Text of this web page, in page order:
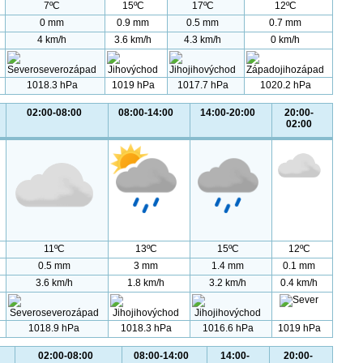
7ºC 15ºC 17ºC
12ºC
0 mm
0.9 mm 0.5 mm
0.7 mm
4 km/h
3.6 km/h 4.3 km/h 0 km/h
1018.3 hPa 1019 hPa 1017.7 hPa 1020.2 hPa
02:00-08:00 08:00-14:00 14:00-20:00
20:00-
02:00
11ºC 13ºC 15ºC
12ºC
0.5 mm
3 mm 1.4 mm
0.1 mm
3.6 km/h
1.8 km/h 3.2 km/h 0.4 km/h
1018.9 hPa 1018.3 hPa 1016.6 hPa 1019 hPa
02:00-08:00 08:00-14:00
14:00-
20:00-